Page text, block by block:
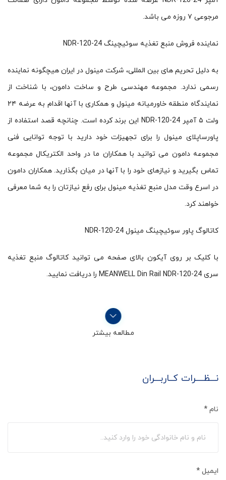
مرجوعی ۷ روزه می باشد.
نماینده فروش منبع تغذیه سوئیچینگ NDR-120-24
به دلیل تحریم های بین المللی، شرکت مینول در ایران هیچگونه نماینده
رسمی ندارد. مجموعه مهندسی طرح و ساخت دامون، با شناخت از
نمایندگاه منطقه خاورمیانه مینول و همکاری با آنها اقدام به عرضه ۲۴
ولت ۵ آمپر NDR-120-24 این برند کرده است. چنانچه قصد استفاده از
پاورساپلای مینول را برای تجهیزات خود دارید با توجه توانایی فنی
مجموعه دامون می توانید با همکاران ما در واحد الکتریکال مجموعه
تماس بگیرید و نیازهای خود را با آنها در میان بگذارید. همکاران دامون
در اسرع وقت مدل منبع تغذیه مینول برای رفع نیازتان را به شما معرفی
خواهند کرد.
کاتالوگ پاور سوئیچینگ مینول NDR-120-24
با کلیک بر روی آیکون بالای صفحه می توانید کاتالوگ منبع تغذیه
سری MEANWELL Din Rail NDR-120-24 را دریافت نمایید.
مطالعه بیشتر
نـــظــــرات کــاربـــران
نام *
ایمیل *